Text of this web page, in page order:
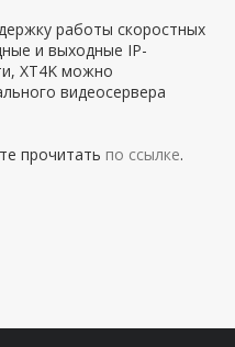
работы скоростных
и выходные IP-
XT4K можно
видеосервера
прочитать по ссылке.